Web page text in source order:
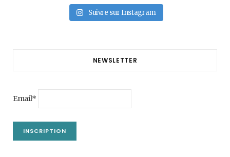
Suivre sur Instagram
NEWSLETTER
Email*